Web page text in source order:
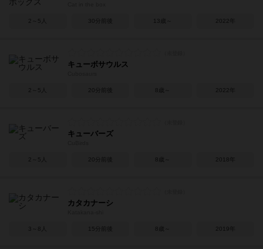
2～5人 30分前後 13歳～ 2022年
キューボサウルス
2～5人 20分前後 8歳～ 2022年
キューバーズ
2～5人 20分前後 8歳～ 2018年
カタカナーシ
3～8人 15分前後 8歳～ 2019年